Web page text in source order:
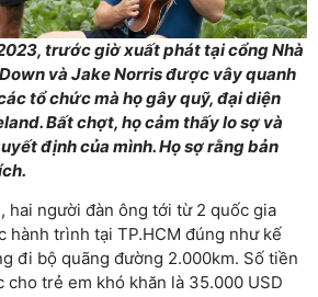
trước giờ xuất phát tại cổng Nhà
và Jake Norris được vây quanh
tổ chức mà họ gây quỹ, đại diện
Bất chợt, họ cảm thấy lo sợ và
định của mình. Họ sợ rằng bản
hai người đàn ông tới từ 2 quốc gia
hành trình tại TP.HCM đúng như kế
đi bộ quãng đường 2.000km. Số tiền
cho trẻ em khó khăn là 35.000 USD